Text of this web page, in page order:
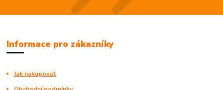
Informace pro zákazníky
Jak nakupovat